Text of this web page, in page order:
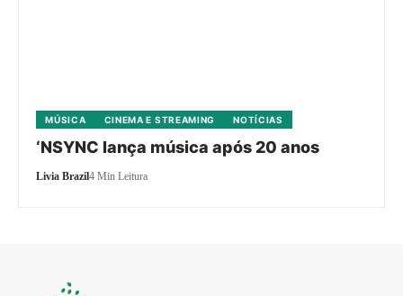
MÚSICA CINEMA E STREAMING NOTÍCIAS
‘NSYNC lança música após 20 anos
Livia Brazil4 Min Leitura